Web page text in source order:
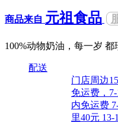
商品来自 元祖食品
100%动物奶油，每一岁 都
配送
门店周边
免运费，
内免运费
里40元